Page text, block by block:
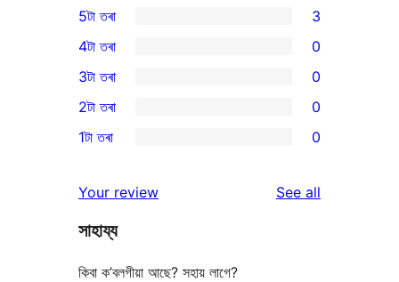
3
5-
star
reviews
5টা তৰা 3
4-
star
reviews
4টা তৰা 0
0
3-
star
3টা তৰা 0
2-
reviews
2টা তৰা 0
star
reviews
1টা তৰা 0
Your review See all
সাহায্য
কিবা ক’বলগীয়া আছে? সহায় লাগে?